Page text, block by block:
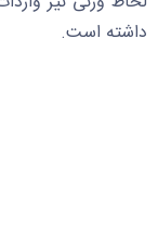
داشته است.